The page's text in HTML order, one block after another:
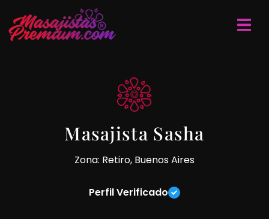
Masajista Sasha
Zona: Retiro, Buenos Aires
Perfil Verificado